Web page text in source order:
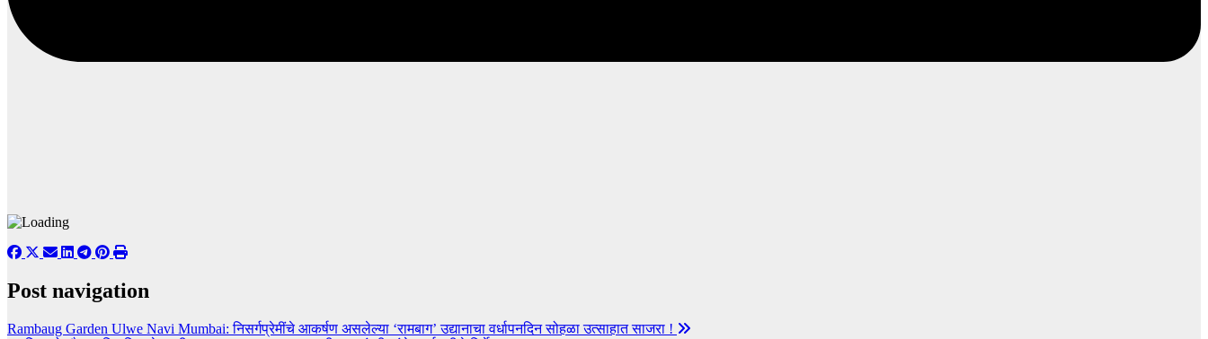
Post navigation
Rambaug Garden Ulwe Navi Mumbai: निसर्गप्रेमींचे आकर्षण असलेल्या ‘रामबाग’ उद्यानाचा वर्धापनदिन सोहळा उत्साहात साजरा !